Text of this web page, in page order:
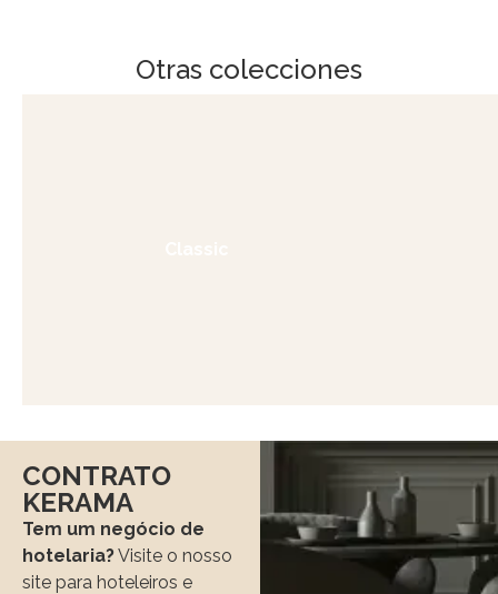
Otras colecciones
CONTRATO
KERAMA
Tem um negócio de
hotelaria?Visite o nosso
site para hoteleiros e